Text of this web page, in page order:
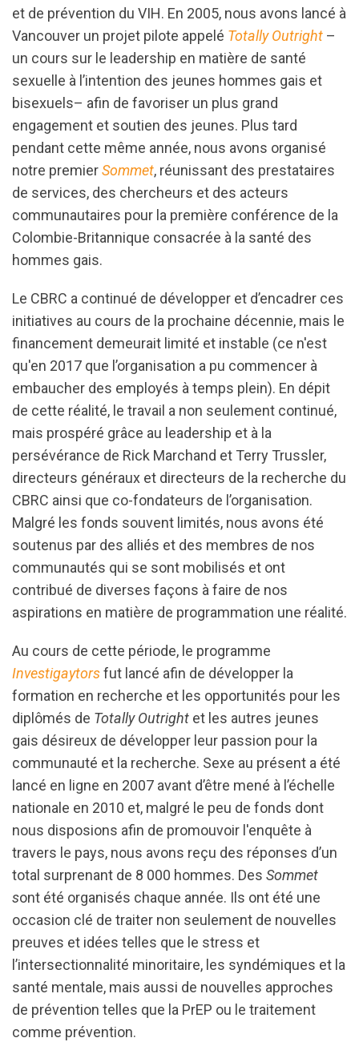
et de prévention du VIH. En 2005, nous avons lancé à
Vancouver un projet pilote appelé Totally Outright –
un cours sur le leadership en matière de santé
sexuelle à l’intention des jeunes hommes gais et
bisexuels– afin de favoriser un plus grand
engagement et soutien des jeunes. Plus tard
pendant cette même année, nous avons organisé
notre premierSommet, réunissant des prestataires
de services, des chercheurs et des acteurs
communautaires pour la première conférence de la
Colombie-Britannique consacrée à la santé des
hommes gais.
Le CBRC a continué de développer et d’encadrer ces
initiatives au cours de la prochaine décennie, mais le
financement demeurait limité et instable (ce n'est
qu'en 2017 que l’organisation a pu commencer à
embaucher des employés à temps plein). En dépit
de cette réalité, le travail a non seulement continué,
mais prospéré grâce au leadership et à la
persévérance de Rick Marchand et Terry Trussler,
directeurs généraux et directeurs de la recherche du
CBRC ainsi que co-fondateurs de l’organisation.
Malgré les fonds souvent limités, nous avons été
soutenus par des alliés et des membres de nos
communautés qui se sont mobilisés et ont
contribué de diverses façons à faire de nos
aspirations en matière de programmation une réalité.
Au cours de cette période, le programme
Investigaytorsfut lancé afin de développer la
formation en recherche et les opportunités pour les
diplômés de Totally Outright et les autres jeunes
gais désireux de développer leur passion pour la
communauté et la recherche. Sexe au présent a été
lancé en ligne en 2007 avant d’être mené à l’échelle
nationale en 2010 et, malgré le peu de fonds dont
nous disposions afin de promouvoir l'enquête à
travers le pays, nous avons reçu des réponses d’un
total surprenant de 8 000 hommes. Des Sommet
sont été organisés chaque année. Ils ont été une
occasion clé de traiter non seulement de nouvelles
preuves et idées telles que le stress et
l’intersectionnalité minoritaire, les syndémiques et la
santé mentale, mais aussi de nouvelles approches
de prévention telles que la PrEP ou le traitement
comme prévention.